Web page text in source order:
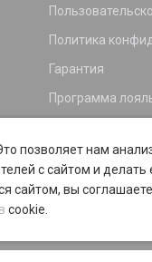
Политика
Гарантия
Программа
позволяет нам
с сайтом и делать
сайтом, вы
cookie.